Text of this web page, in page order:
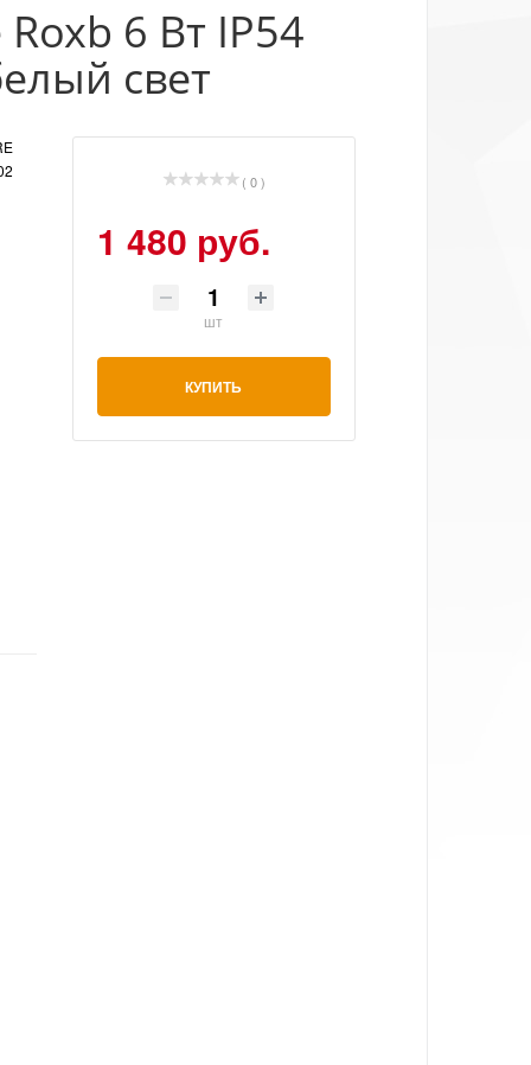
6 Вт IP54
свет
( 0 )
1 480 руб.
шт
КУПИТЬ